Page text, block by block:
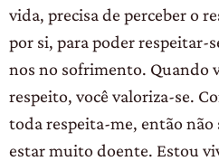
vida, precisa de perceber o
por si, para poder respeitar-
nos no sofrimento. Quando
respeito, você valoriza-se.
toda respeita-me, então
estar muito doente. Estou